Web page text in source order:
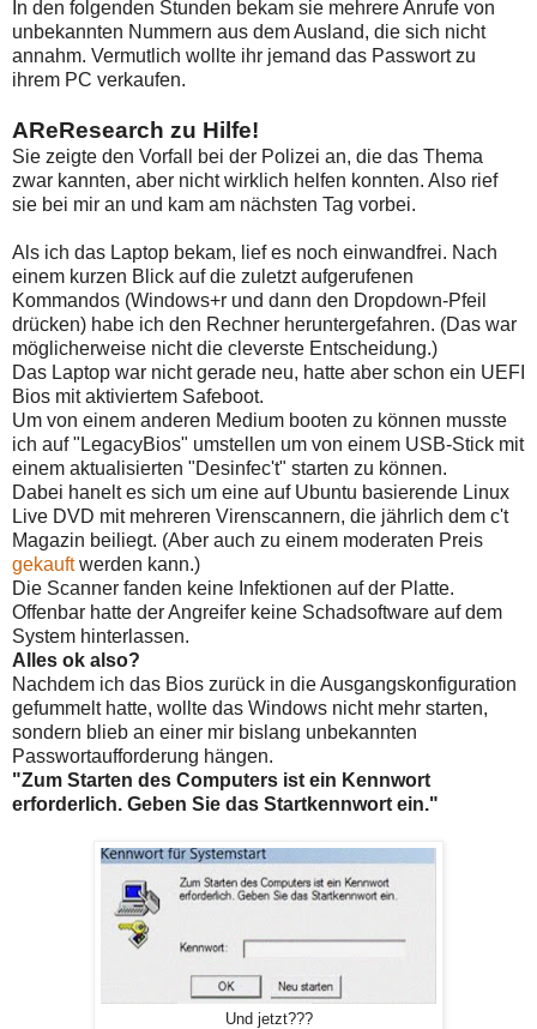
In den folgenden Stunden bekam sie mehrere Anrufe von
unbekannten Nummern aus dem Ausland, die sich nicht
annahm. Vermutlich wollte ihr jemand das Passwort zu
ihrem PC verkaufen.
AReResearch zu Hilfe!
Sie zeigte den Vorfall bei der Polizei an, die das Thema
zwar kannten, aber nicht wirklich helfen konnten. Also rief
sie bei mir an und kam am nächsten Tag vorbei.
Als ich das Laptop bekam, lief es noch einwandfrei. Nach
einem kurzen Blick auf die zuletzt aufgerufenen
Kommandos (Windows+r und dann den Dropdown-Pfeil
drücken) habe ich den Rechner heruntergefahren. (Das war
möglicherweise nicht die cleverste Entscheidung.)
Das Laptop war nicht gerade neu, hatte aber schon ein UEFI
Bios mit aktiviertem Safeboot.
Um von einem anderen Medium booten zu können musste
ich auf "LegacyBios" umstellen um von einem USB-Stick mit
einem aktualisierten "Desinfec't" starten zu können.
Dabei hanelt es sich um eine auf Ubuntu basierende Linux
Live DVD mit mehreren Virenscannern, die jährlich dem c't
Magazin beiliegt. (Aber auch zu einem moderaten Preis
gekauftwerden kann.)
Die Scanner fanden keine Infektionen auf der Platte.
Offenbar hatte der Angreifer keine Schadsoftware auf dem
System hinterlassen.
Alles ok also?
Nachdem ich das Bios zurück in die Ausgangskonfiguration
gefummelt hatte, wollte das Windows nicht mehr starten,
sondern blieb an einer mir bislang unbekannten
Passwortaufforderung hängen.
"Zum Starten des Computers ist ein Kennwort
erforderlich. Geben Sie das Startkennwort ein."
Und jetzt???